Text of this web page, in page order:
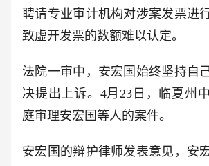
聘请专业审计机构对涉案发票进
致虚开发票的数额难以认定。
法院一审中，安宏国始终坚持自
决提出上诉。4月23日，临夏州
庭审理安宏国等人的案件。
安宏国的辩护律师发表意见，安